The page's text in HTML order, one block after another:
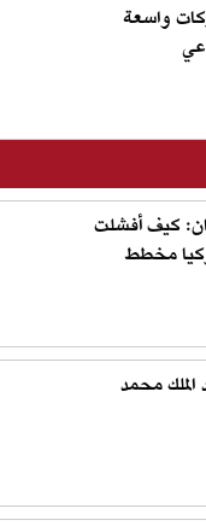
واسعة
كيف أفشلت
مخطط
الملك محمد